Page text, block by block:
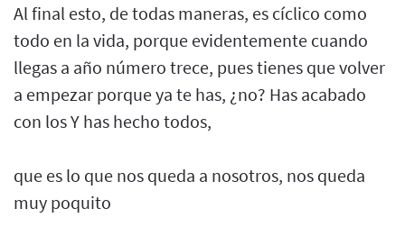
Al final esto, de todas maneras, es cíclico como
todo en la vida, porque evidentemente cuando
llegas a año número trece, pues tienes que volver
a empezar porque ya te has, ¿no? Has acabado
con los Y has hecho todos,
que es lo que nos queda a nosotros, nos queda
muy poquito